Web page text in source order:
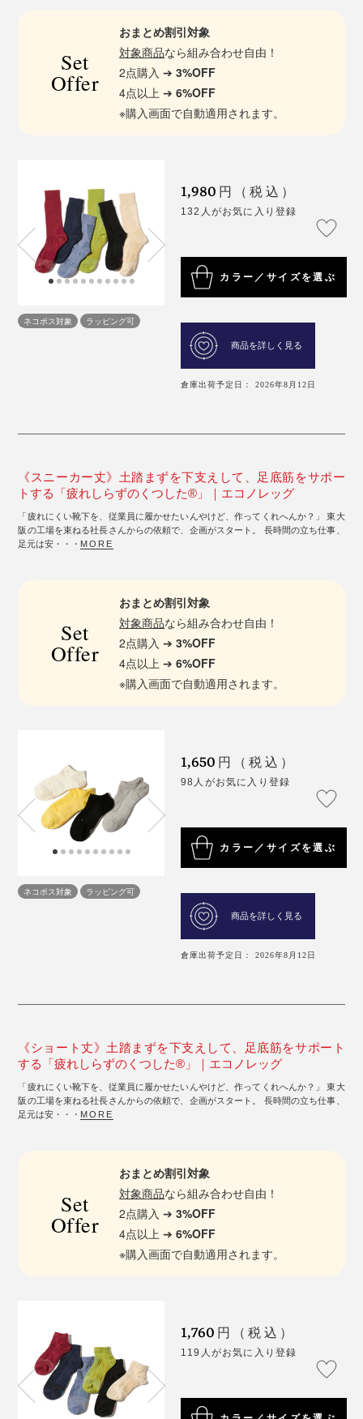
Set
Offer
おまとめ割引対象
対象商品なら組み合わせ自由！
2点購入 ➔3%OFF
4点以上 ➔6%OFF
※購入画面で自動適用されます。
ネコポス対象 ラッピング可
1,980 円（税込）
132人がお気に入り登録
カラー／サイズを選ぶ
商品を詳しく見る
倉庫出荷予定日： 2026年8月12日
《スニーカー丈》土踏まずを下支えして、足底筋をサポー
トする「疲れしらずのくつした®」｜エコノレッグ
「疲れにくい靴下を、従業員に履かせたいんやけど、作ってくれへんか？」 東大
阪の工場を束ねる社長さんからの依頼で、企画がスタート。 長時間の立ち仕事、
足元は安・・・ MORE
Set
Offer
おまとめ割引対象
対象商品なら組み合わせ自由！
2点購入 ➔3%OFF
4点以上 ➔6%OFF
※購入画面で自動適用されます。
ネコポス対象 ラッピング可
1,650 円（税込）
98人がお気に入り登録
カラー／サイズを選ぶ
商品を詳しく見る
倉庫出荷予定日： 2026年8月12日
《ショート丈》土踏まずを下支えして、足底筋をサポート
する「疲れしらずのくつした®」｜エコノレッグ
「疲れにくい靴下を、従業員に履かせたいんやけど、作ってくれへんか？」 東大
阪の工場を束ねる社長さんからの依頼で、企画がスタート。 長時間の立ち仕事、
足元は安・・・ MORE
Set
Offer
おまとめ割引対象
対象商品なら組み合わせ自由！
2点購入 ➔3%OFF
4点以上 ➔6%OFF
※購入画面で自動適用されます。
1,760 円（税込）
119人がお気に入り登録